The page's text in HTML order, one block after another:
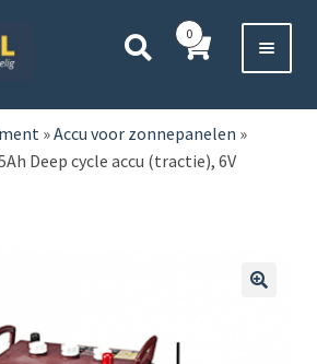
»Accu voor zonnepanelen »
Deep cycle accu (tractie), 6V
0